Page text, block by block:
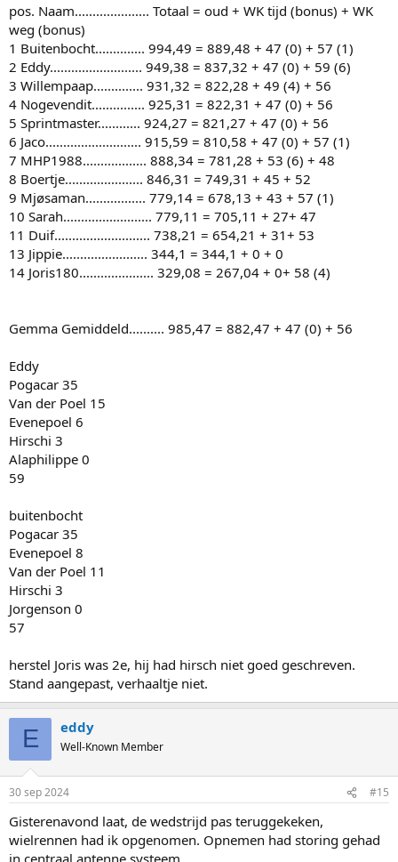
pos. Naam..................... Totaal = oud + WK tijd (bonus) + WK
weg (bonus)
1 Buitenbocht.............. 994,49 = 889,48 + 47 (0) + 57 (1)
2 Eddy.......................... 949,38 = 837,32 + 47 (0) + 59 (6)
3 Willempaap.............. 931,32 = 822,28 + 49 (4) + 56
4 Nogevendit............... 925,31 = 822,31 + 47 (0) + 56
5 Sprintmaster............ 924,27 = 821,27 + 47 (0) + 56
6 Jaco........................... 915,59 = 810,58 + 47 (0) + 57 (1)
7 MHP1988.................. 888,34 = 781,28 + 53 (6) + 48
8 Boertje...................... 846,31 = 749,31 + 45 + 52
9 Mjøsaman................. 779,14 = 678,13 + 43 + 57 (1)
10 Sarah......................... 779,11 = 705,11 + 27+ 47
11 Duif........................... 738,21 = 654,21 + 31+ 53
13 Jippie........................ 344,1 = 344,1 + 0 + 0
14 Joris180..................... 329,08 = 267,04 + 0+ 58 (4)
Gemma Gemiddeld.......... 985,47 = 882,47 + 47 (0) + 56
Eddy
Pogacar 35
Van der Poel 15
Evenepoel 6
Hirschi 3
Alaphilippe 0
59
buitenbocht
Pogacar 35
Evenepoel 8
Van der Poel 11
Hirschi 3
Jorgenson 0
57
herstel Joris was 2e, hij had hirsch niet goed geschreven.
Stand aangepast, verhaaltje niet.
E eddy
Well-Known Member
30 sep 2024 #15
Gisterenavond laat, de wedstrijd pas teruggekeken,
wielrennen had ik opgenomen. Opnemen had storing gehad
in centraal antenne systeem.